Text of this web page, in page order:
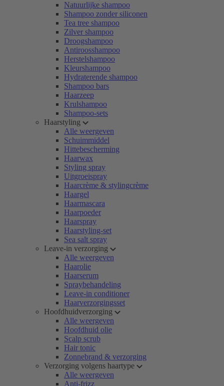
Natuurlijke shampoo
Shampoo zonder siliconen
Tea tree shampoo
Zilver shampoo
Droogshampoo
Antiroosshampoo
Herstelshampoo
Kleurshampoo
Hydraterende shampoo
Shampoo bars
Haarzeep
Krulshampoo
Shampoo-sets
Haarstyling
Alle weergeven
Schuimmiddel
Hittebescherming
Haarwax
Styling spray
Uitgroeispray
Haarcrème & stylingcrème
Haargel
Haarmascara
Haarpoeder
Haarspray
Haarstyling-set
Sea salt spray
Leave-in verzorging
Alle weergeven
Haarolie
Haarserum
Spraybehandeling
Leave-in conditioner
Haarverzorgingsset
Hoofdhuidverzorging
Alle weergeven
Hoofdhuid olie
Scalp scrub
Hair tonic
Zonnebrand & verzorging
Verzorging volgens haartype
Alle weergeven
Anti-frizz